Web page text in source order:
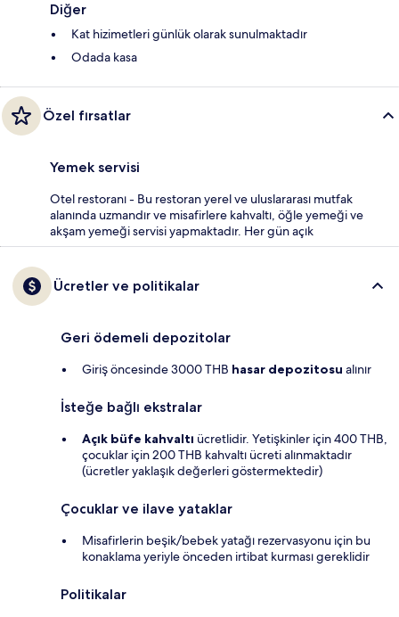
Diğer
Kat hizimetleri günlük olarak sunulmaktadır
Odada kasa
Özel fırsatlar
Yemek servisi
Otel restoranı - Bu restoran yerel ve uluslararası mutfak
alanında uzmandır ve misafirlere kahvaltı, öğle yemeği ve
akşam yemeği servisi yapmaktadır. Her gün açık
Ücretler ve politikalar
Geri ödemeli depozitolar
Giriş öncesinde 3000 THB hasar depozitosu alınır
İsteğe bağlı ekstralar
Açık büfe kahvaltı ücretlidir. Yetişkinler için 400 THB,
çocuklar için 200 THB kahvaltı ücreti alınmaktadır
(ücretler yaklaşık değerleri göstermektedir)
Çocuklar ve ilave yataklar
Misafirlerin beşik/bebek yatağı rezervasyonu için bu
konaklama yeriyle önceden irtibat kurması gereklidir
Politikalar